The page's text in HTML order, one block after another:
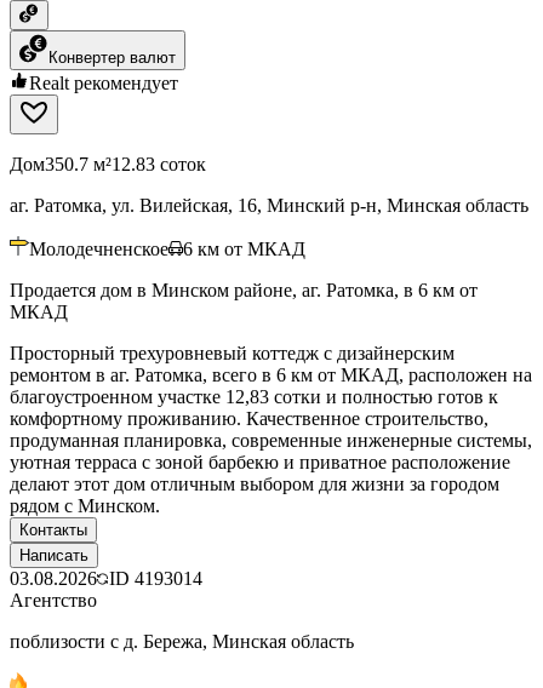
Конвертер валют
Realt рекомендует
Дом350.7 м²12.83 соток
аг. Ратомка, ул. Вилейская, 16, Минский р-н, Минская область
Молодечненское 6 км от МКАД
Продается дом в Минском районе, аг. Ратомка, в 6 км от
МКАД
Просторный трехуровневый коттедж с дизайнерским
ремонтом в аг. Ратомка, всего в 6 км от МКАД, расположен на
благоустроенном участке 12,83 сотки и полностью готов к
комфортному проживанию. Качественное строительство,
продуманная планировка, современные инженерные системы,
уютная терраса с зоной барбекю и приватное расположение
делают этот дом отличным выбором для жизни за городом
рядом с Минском.
Контакты
Написать
03.08.2026 ID 4193014
Агентство
поблизости с д. Бережа, Минская область